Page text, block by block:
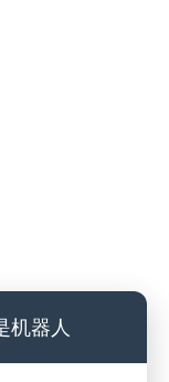
机器人